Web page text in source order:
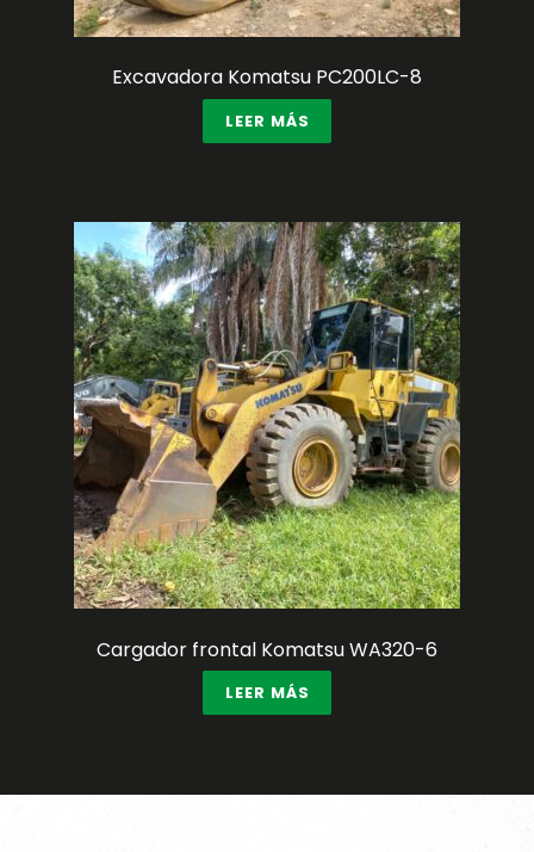
Excavadora Komatsu PC200LC-8
LEER MÁS
Cargador frontal Komatsu WA320-6
LEER MÁS